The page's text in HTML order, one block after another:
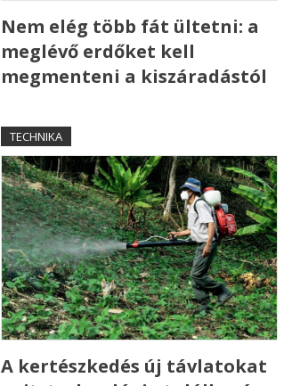
Nem elég több fát ültetni: a
meglévő erdőket kell
megmenteni a kiszáradástól
TECHNIKA
A kertészkedés új távlatokat